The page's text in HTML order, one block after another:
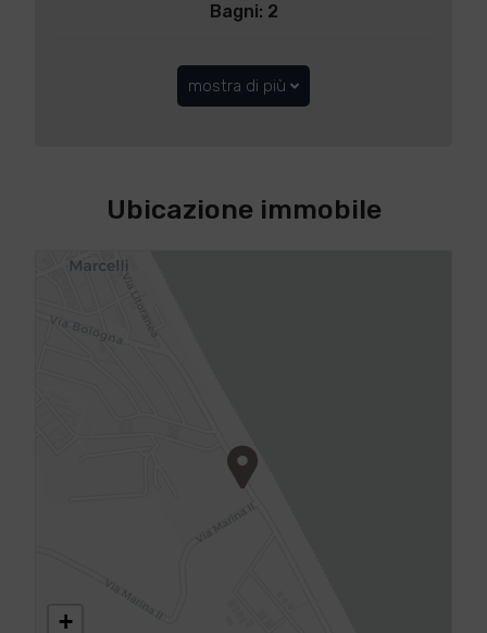
Bagni: 2
mostra di più
Ubicazione immobile
+